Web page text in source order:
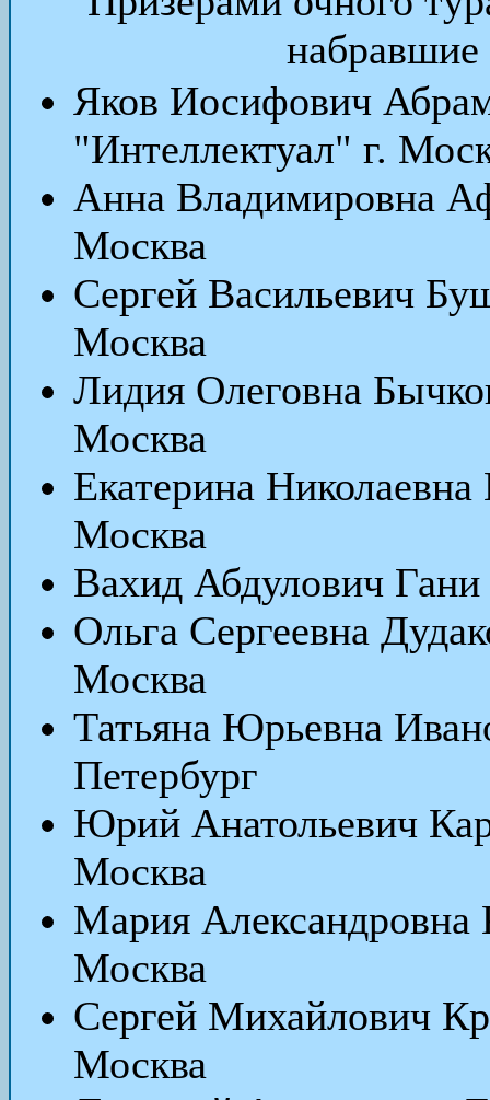
набравшие
Яков Иосифович
"Интеллектуал" г.
Анна Владимировна
Москва
Сергей Васильевич
Москва
Лидия Олеговна
Москва
Екатерина
Москва
Вахид Абдулович
Ольга Сергеевна
Москва
Татьяна Юрьевна
Петербург
Юрий Анатольевич
Москва
Мария
Москва
Сергей Михайлович
Москва